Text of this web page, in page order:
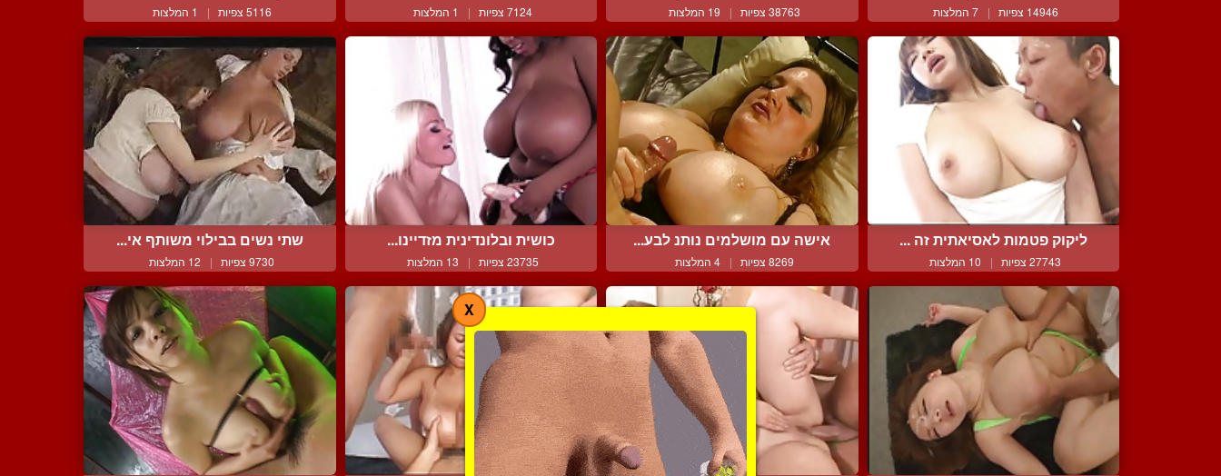
14946 צפיות | 7 המלצות 38763 צפיות | 19 המלצות 7124 צפיות | 1 המלצות 5116 צפיות | 1 המלצות
ליקוק פטמות לאסיאתית זה ...
27743 צפיות | 10 המלצות
אישה עם מושלמים נותנ לבע...
8269 צפיות | 4 המלצות
כושית ובלונדינית מזדיינו...
23735 צפיות | 13 המלצות
שתי נשים בבילוי משותף אי...
9730 צפיות | 12 המלצות
X